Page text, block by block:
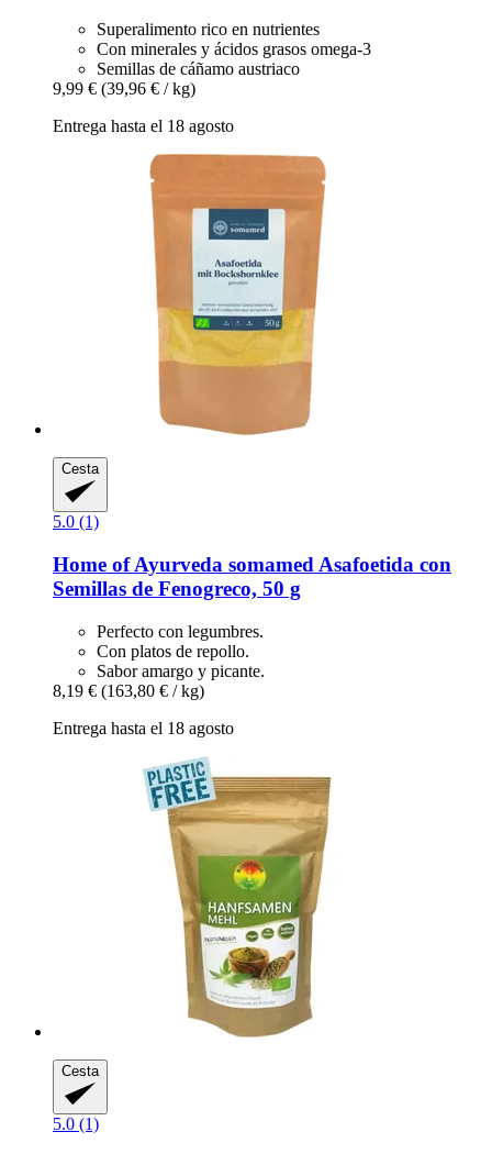
Superalimento rico en nutrientes
Con minerales y ácidos grasos omega-3
Semillas de cáñamo austriaco
9,99 € (39,96 € / kg)
Entrega hasta el 18 agosto
Cesta
5.0 (1)
Home of Ayurveda somamed Asafoetida con
Semillas de Fenogreco, 50 g
Perfecto con legumbres.
Con platos de repollo.
Sabor amargo y picante.
8,19 € (163,80 € / kg)
Entrega hasta el 18 agosto
Cesta
5.0 (1)